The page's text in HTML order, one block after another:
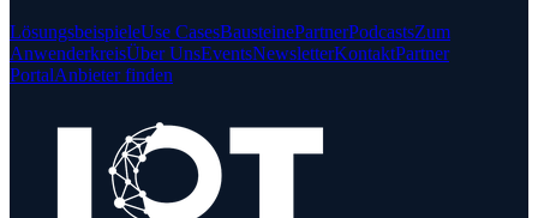
LösungsbeispieleUse CasesBausteinePartnerPodcastsZum
AnwenderkreisÜber UnsEventsNewsletterKontaktPartner
PortalAnbieter finden